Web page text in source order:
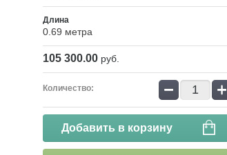
Длина
0.69 метра
105 300.00 руб.
Количество: − +
Добавить в корзину